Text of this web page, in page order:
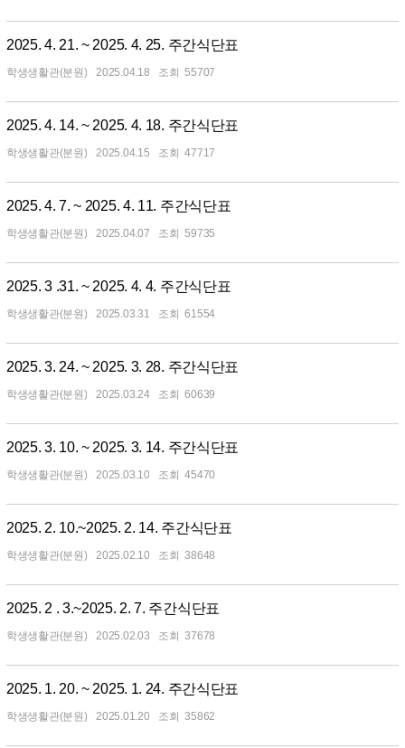
2025. 4. 21. ~ 2025. 4. 25. 주간식단표
학생생활관(분원) 2025.04.18 55707
2025. 4. 14. ~ 2025. 4. 18. 주간식단표
학생생활관(분원) 2025.04.15 47717
2025. 4. 7. ~ 2025. 4. 11. 주간식단표
학생생활관(분원) 2025.04.07 59735
2025. 3 .31. ~ 2025. 4. 4. 주간식단표
학생생활관(분원) 2025.03.31 61554
2025. 3. 24. ~ 2025. 3. 28. 주간식단표
학생생활관(분원) 2025.03.24 60639
2025. 3. 10. ~ 2025. 3. 14. 주간식단표
학생생활관(분원) 2025.03.10 45470
2025. 2. 10.~2025. 2. 14. 주간식단표
학생생활관(분원) 2025.02.10 38648
2025. 2 . 3.~2025. 2. 7. 주간식단표
학생생활관(분원) 2025.02.03 37678
2025. 1. 20. ~ 2025. 1. 24. 주간식단표
학생생활관(분원) 2025.01.20 35862